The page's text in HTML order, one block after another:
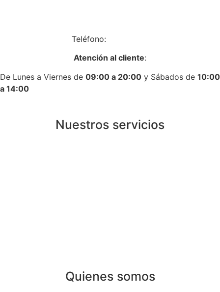
Teléfono:
Atención al cliente:
De Lunes a Viernes de 09:00 a 20:00 y Sábados de 10:00
a 14:00
Nuestros servicios
Quienes somos